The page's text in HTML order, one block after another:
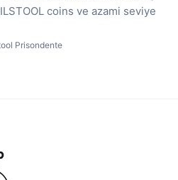
coins ve azami seviye
Prisondente